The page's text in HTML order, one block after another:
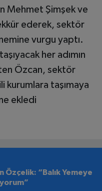
Mehmet Şimşek ve
ederek, sektör
vurgu yaptı.
her adımın
Özcan, sektör
kurumlara taşımaya
ekledi
Özçelik: “Balık Yemeye